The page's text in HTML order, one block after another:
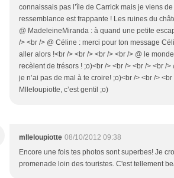
connaissais pas l’île de Carrick mais je viens
ressemblance est frappante ! Les ruines du
@ MadeleineMiranda : à quand une petite
/> <br /> @ Céline : merci pour ton message
aller alors !<br /> <br /> <br /> <br /> @ le
recèlent de trésors ! ;o)<br /> <br /> <br /> <br /
je n’ai pas de mal à te croire! ;o)<br /> <br />
Mlleloupiotte, c’est gentil ;o)
mlleloupiotte 08/10/2012 09:38
Encore une fois tes photos sont superbes! Je
promenade loin des touristes. C'est tellement